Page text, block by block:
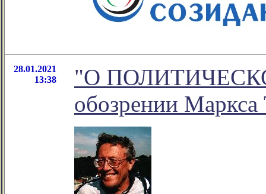
28.01.2021
13:38
"О
обозрении Маркса